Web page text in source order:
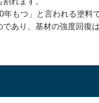
もつ」と言われる塗料
あり、基材の強度回復は